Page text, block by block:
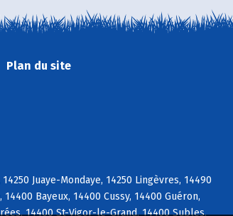
Plan du site
Juaye-Mondaye, 14250 Lingèvres, 14490
Bayeux, 14400 Cussy, 14400 Guéron,
14400 St-Vigor-le-Grand, 14400 Subles,